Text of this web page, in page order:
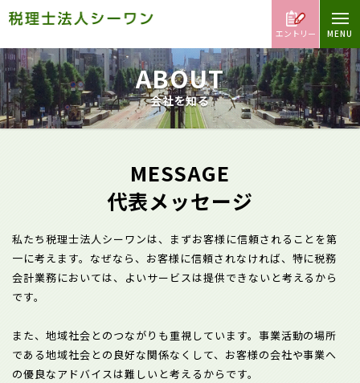
エントリー
ABOUT
会社を知る
MESSAGE
代表メッセージ
私たち税理士法人シーワンは、まずお客様に信頼されることを第
一に考えます。なぜなら、お客様に信頼されなければ、特に税務
会計業務においては、よいサービスは提供できないと考えるから
です。
また、地域社会とのつながりも重視しています。事業活動の場所
である地域社会との良好な関係なくして、お客様の会社や事業へ
の優良なアドバイスは難しいと考えるからです。